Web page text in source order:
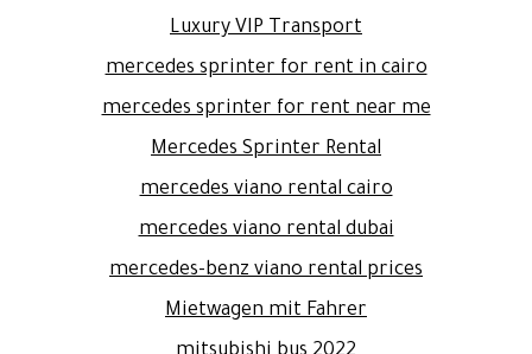
Luxury VIP Transport
mercedes sprinter for rent in cairo
mercedes sprinter for rent near me
Mercedes Sprinter Rental
mercedes viano rental cairo
mercedes viano rental dubai
mercedes-benz viano rental prices
Mietwagen mit Fahrer